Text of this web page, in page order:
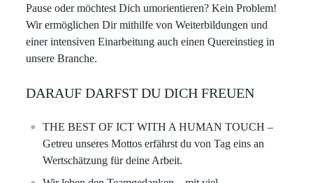
Pause oder möchtest Dich umorientieren? Kein Problem!
Wir ermöglichen Dir mithilfe von Weiterbildungen und
einer intensiven Einarbeitung auch einen Quereinstieg in
unsere Branche.
DARAUF DARFST DU DICH FREUEN
THE BEST OF ICT WITH A HUMAN TOUCH –
Getreu unseres Mottos erfährst du von Tag eins an
Wertschätzung für deine Arbeit. ​